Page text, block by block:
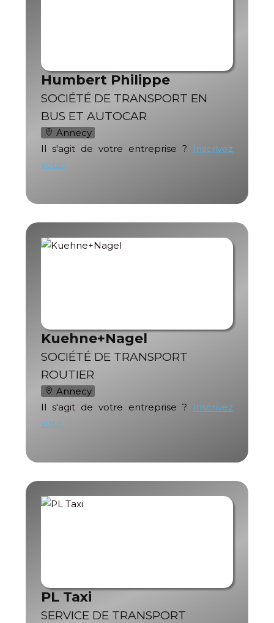
Humbert Philippe
SOCIÉTÉ DE TRANSPORT EN
BUS ET AUTOCAR
Annecy
Il s'agit de votre entreprise ?
Inscrivez
vous !
Kuehne+Nagel
SOCIÉTÉ DE TRANSPORT
ROUTIER
Annecy
Il s'agit de votre entreprise ?
Inscrivez
vous !
PL Taxi
SERVICE DE TRANSPORT